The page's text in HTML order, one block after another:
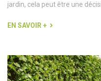
jardin, cela peut être une
EN SAVOIR +